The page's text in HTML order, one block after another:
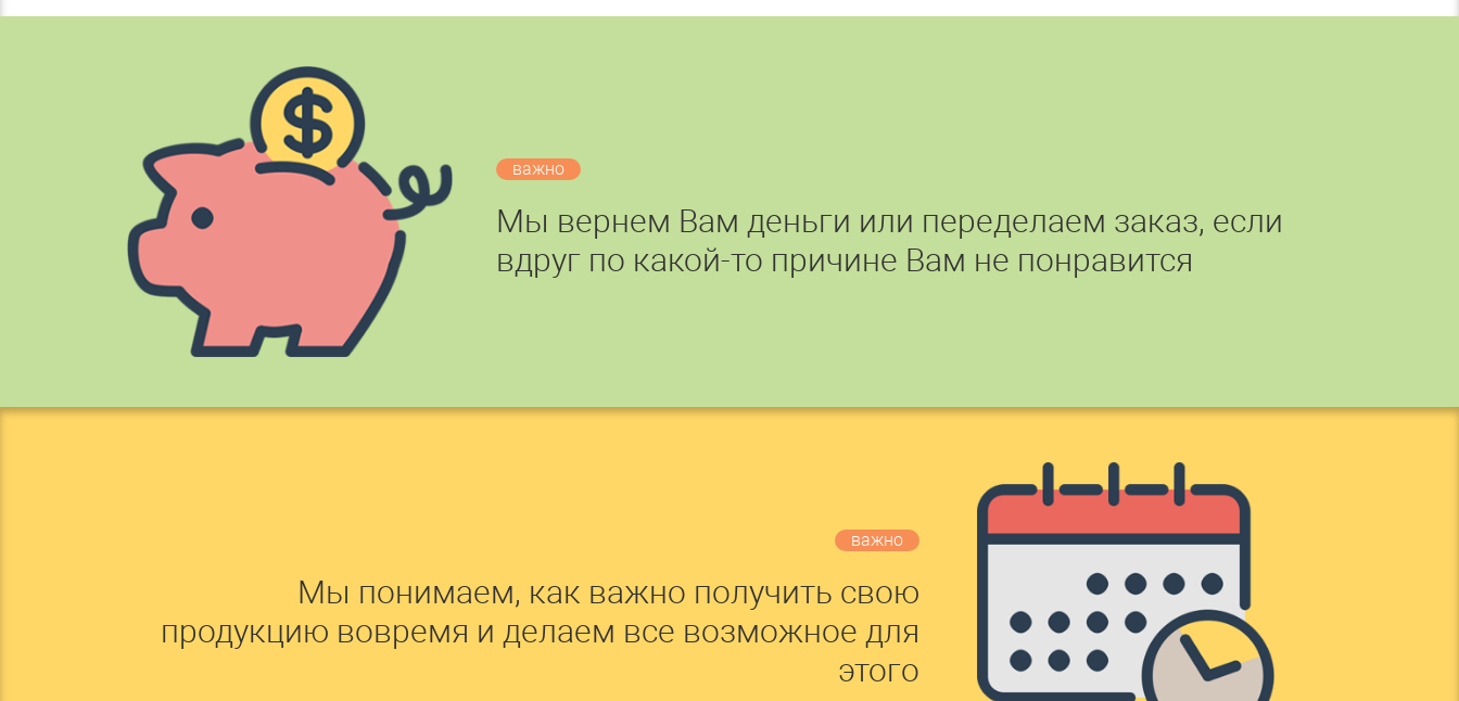
важно
Мы вернем Вам деньги или переделаем заказ, если
вдруг по какой-то причине Вам не понравится
важно
Мы понимаем, как важно получить свою
продукцию вовремя и делаем все возможное для
этого